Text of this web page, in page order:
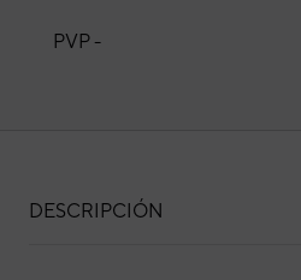
PVP -
DESCRIPCIÓN